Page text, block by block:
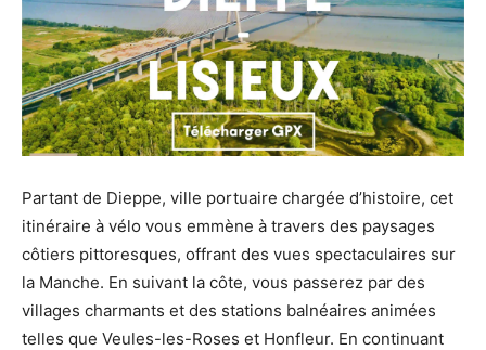
Partant de Dieppe, ville portuaire chargée d’histoire, cet
itinéraire à vélo vous emmène à travers des paysages
côtiers pittoresques, offrant des vues spectaculaires sur
la Manche. En suivant la côte, vous passerez par des
villages charmants et des stations balnéaires animées
telles que Veules-les-Roses et Honfleur. En continuant